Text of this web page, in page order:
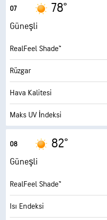
AccuLumen Brightness Index™
Bulutlarla Kaplı
Görüş Alanı
Bulut Tavanı
07 78°
Güneşli
RealFeel Shade™
Rüzgar
Hava Kalitesi
Maks UV İndeksi
Kuvvetli Rüzgarlar
Nem
Çiy Noktası
AccuLumen Brightness Index™
08 82°
Güneşli
RealFeel Shade™
Isı Endeksi